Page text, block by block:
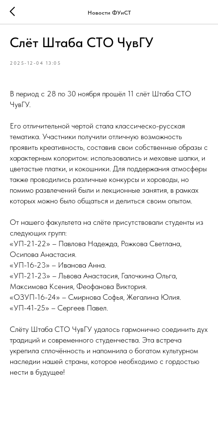
Новости ФУиСТ
Слёт Штаба СТО ЧувГУ
2025-12-04 13:05
В период с 28 по 30 ноября прошёл 11 слёт Штаба СТО
ЧувГУ.
Его отличительной чертой стала классическо-русская
тематика. Участники получили отличную возможность
проявить креативность, составив свои собственные образы с
характерным колоритом: использовались и меховые шапки, и
цветастые платки, и кокошники. Для поддержания атмосферы
также проводились различные конкурсы и хороводы, но
помимо развлечений были и лекционные занятия, в рамках
которых можно было общаться и делиться своим опытом.
От нашего факультета на слёте присутствовали студенты из
следующих групп:
«УП-21-22» – Павлова Надежда, Рожкова Светлана,
Осипова Анастасия.
«УП-16-23» – Иванова Анна.
«УП-21-23» – Львова Анастасия, Галочкина Ольга,
Максимова Ксения, Феофанова Виктория.
«ОЗУП-16-24» – Смирнова Софья, Жегалина Юлия.
«УП-41-25» – Сергеев Павел.
Слёту Штаба СТО ЧувГУ удалось гармонично соединить дух
традиций и современного студенчества. Эта встреча
укрепила сплочённость и напомнила о богатом культурном
наследии нашей страны, которое необходимо с гордостью
нести в будущее!